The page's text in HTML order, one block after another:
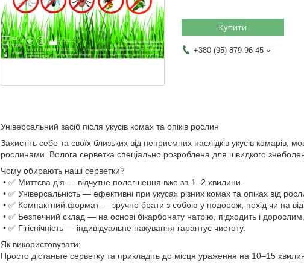
Купити
+380 (95) 879-96-45
Універсальний засіб після укусів комах та опіків рослин
Захистіть себе та своїх близьких від неприємних наслідків укусів комарів,
рослинами. Волога серветка спеціально розроблена для швидкого
Чому обирають наші серветки?
• ✅ Миттєва дія — відчутне полегшення вже за 1–2 хвилини.
• ✅ Універсальність — ефективні при укусах різних комах та опіках від
• ✅ Компактний формат — зручно брати з собою у подорож, похід чи на
• ✅ Безпечний склад — на основі бікарбонату натрію, підходить і дорослим,
• ✅ Гігієнічність — індивідуальне пакування гарантує чистоту.
Як використовувати:
Просто дістаньте серветку та прикладіть до місця ураження на 10–15